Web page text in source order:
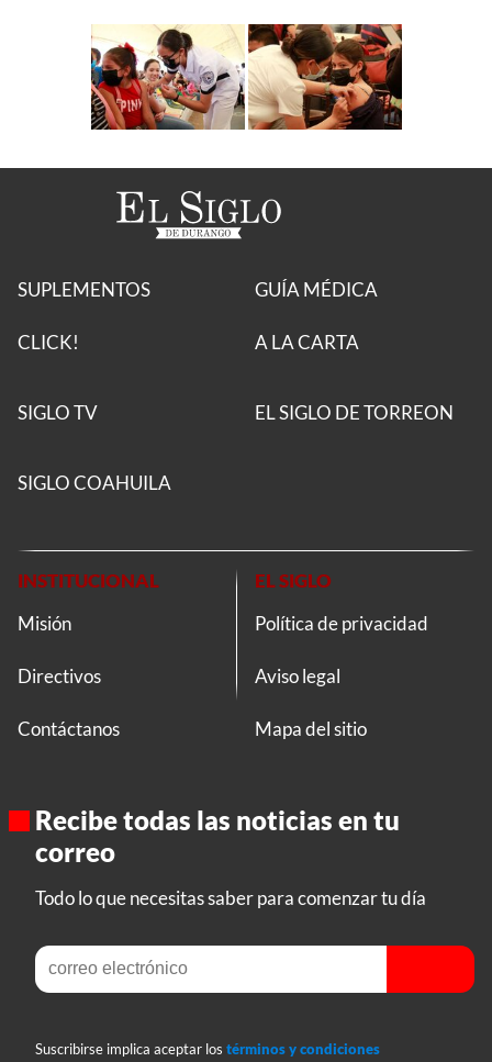
SUPLEMENTOS
CLICK!
GUÍA MÉDICA
A LA CARTA
SIGLO TV EL SIGLO DE TORREON
SIGLO COAHUILA
INSTITUCIONAL
Misión
Directivos
Contáctanos
EL SIGLO
Política de privacidad
Aviso legal
Mapa del sitio
Recibe todas las noticias en tu
correo
Todo lo que necesitas saber para comenzar tu día
Suscribirse implica aceptar los términos y condiciones